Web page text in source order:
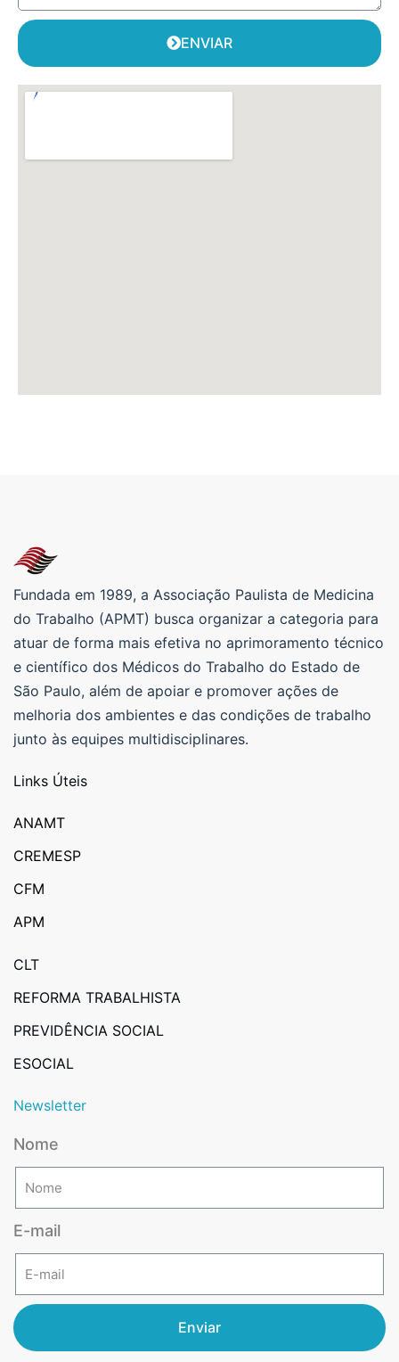
ENVIAR
Fundada em 1989, a Associação Paulista de Medicina
do Trabalho (APMT) busca organizar a categoria para
atuar de forma mais efetiva no aprimoramento técnico
e científico dos Médicos do Trabalho do Estado de
São Paulo, além de apoiar e promover ações de
melhoria dos ambientes e das condições de trabalho
junto às equipes multidisciplinares.
Links Úteis
ANAMT
CREMESP
CFM
APM
CLT
REFORMA TRABALHISTA
PREVIDÊNCIA SOCIAL
ESOCIAL
Newsletter
Nome
E-mail
Enviar